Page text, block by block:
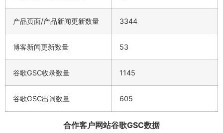
产品页面/产品新闻更新数量 3344
博客新闻更新数量 53
谷歌GSC收录数量 1145
谷歌GSC出词数量 605
合作客户网站谷歌GSC数据